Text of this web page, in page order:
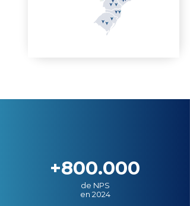
+800.000
de NPS
en 2024